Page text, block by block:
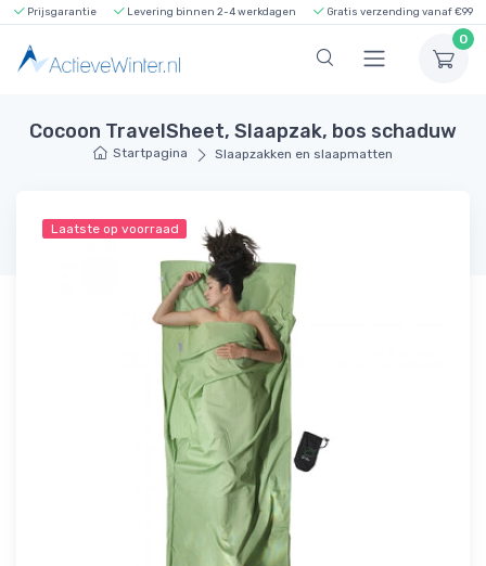
Prijsgarantie Levering binnen 2-4 werkdagen Gratis verzending vanaf €99
0
Cocoon TravelSheet, Slaapzak, bos schaduw
Startpagina Slaapzakken en slaapmatten
Laatste op voorraad